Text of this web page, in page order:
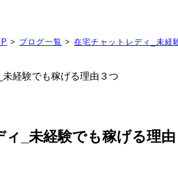
> ブログ一覧 > 在宅チャットレディ_未経
経験でも稼げる理由３つ
_未経験でも稼げる理由